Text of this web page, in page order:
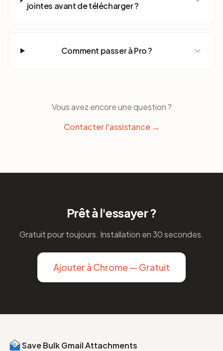
jointes avant de télécharger ?
Comment passer à Pro ?
Vous avez encore une question ?
Contacter l'assistance →
Prêt à l'essayer ?
Gratuit pour toujours. Installation en 30 secondes.
Ajouter à Chrome — Gratuit
Save Bulk Gmail Attachments